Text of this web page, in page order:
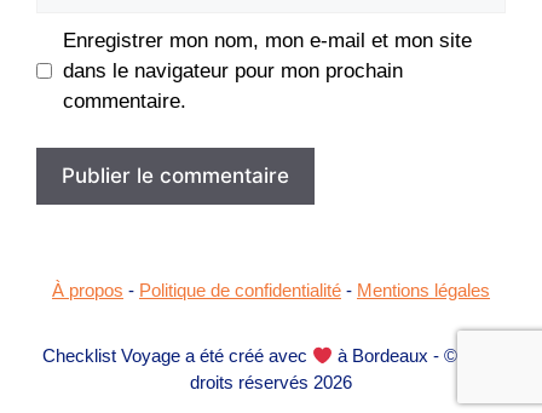
Enregistrer mon nom, mon e-mail et mon site
dans le navigateur pour mon prochain
commentaire.
À propos - Politique de confidentialité - Mentions légales
Checklist Voyage a été créé avec
à Bordeaux - © Tous
droits réservés 2026